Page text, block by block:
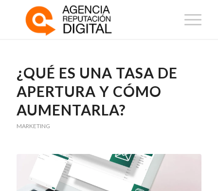
¿QUÉ ES UNA TASA DE
APERTURA Y CÓMO
AUMENTARLA?
MARKETING